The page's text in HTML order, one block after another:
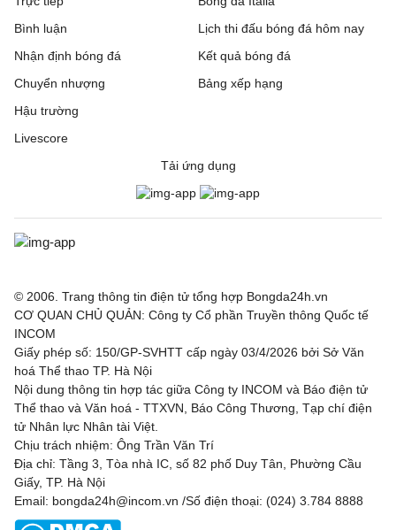
Bình luận
Nhận định bóng đá
Chuyển nhượng
Hậu trường
Livescore
Lịch thi đấu bóng đá hôm nay
Kết quả bóng đá
Bảng xếp hạng
Tải ứng dụng
© 2006. Trang thông tin điện tử tổng hợp Bongda24h.vn
CƠ QUAN CHỦ QUẢN: Công ty Cổ phần Truyền thông Quốc tế
INCOM
Giấy phép số: 150/GP-SVHTT cấp ngày 03/4/2026 bởi Sở Văn
hoá Thể thao TP. Hà Nội
Nội dung thông tin hợp tác giữa Công ty INCOM và Báo điện tử
Thể thao và Văn hoá - TTXVN, Báo Công Thương, Tạp chí điện
tử Nhân lực Nhân tài Việt.
Chịu trách nhiệm: Ông Trần Văn Trí
Địa chỉ: Tầng 3, Tòa nhà IC, số 82 phố Duy Tân, Phường Cầu
Giấy, TP. Hà Nội
Email: bongda24h@incom.vn /Số điện thoại: (024) 3.784 8888